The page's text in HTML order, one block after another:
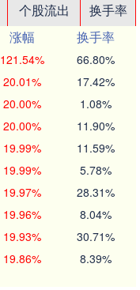
个股流出
换手率
涨幅
换手率
121.54% 66.80%
20.01% 17.42%
20.00% 1.08%
20.00% 11.90%
19.99% 11.59%
19.99% 5.78%
19.97% 28.31%
19.96% 8.04%
19.93% 30.71%
19.86% 8.39%